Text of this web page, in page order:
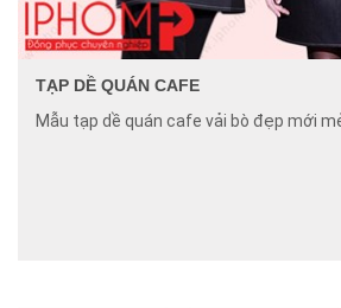
TẠP DỀ QUÁN CAFE
Mẫu tạp dề quán cafe vải bò đẹp mới